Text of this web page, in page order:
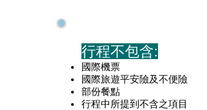
行程不包含:
國際機票
國際旅遊平安險及不便險
部份餐點
行程中所提到不含之項目